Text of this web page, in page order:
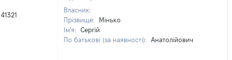
41321
Власник:
Прізвище:
Мінько
Ім'я:
Сергій
По батькові (за наявності):
Анатолійович